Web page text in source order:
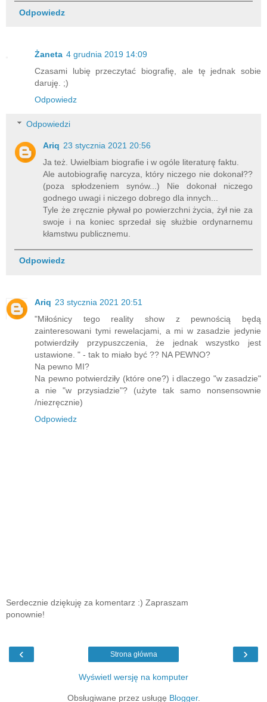
Odpowiedz
Żaneta 4 grudnia 2019 14:09
Czasami lubię przeczytać biografię, ale tę jednak sobie
daruję. ;)
Odpowiedz
Odpowiedzi
Ariq 23 stycznia 2021 20:56
Ja też. Uwielbiam biografie i w ogóle literaturę faktu.
Ale autobiografię narcyza, który niczego nie dokonał??
(poza spłodzeniem synów...) Nie dokonał niczego
godnego uwagi i niczego dobrego dla innych...
Tyle że zręcznie pływał po powierzchni życia, żył nie za
swoje i na koniec sprzedał się służbie ordynarnemu
kłamstwu publicznemu.
Odpowiedz
Ariq 23 stycznia 2021 20:51
"Miłośnicy tego reality show z pewnością będą
zainteresowani tymi rewelacjami, a mi w zasadzie jedynie
potwierdziły przypuszczenia, że jednak wszystko jest
ustawione. " - tak to miało być ?? NA PEWNO?
Na pewno MI?
Na pewno potwierdziły (które one?) i dlaczego "w zasadzie"
a nie "w przysiadzie"? (użyte tak samo nonsensownie
/niezręcznie)
Odpowiedz
Serdecznie dziękuję za komentarz :) Zapraszam
ponownie!
‹ ›
Strona główna
Wyświetl wersję na komputer
Obsługiwane przez usługę Blogger.